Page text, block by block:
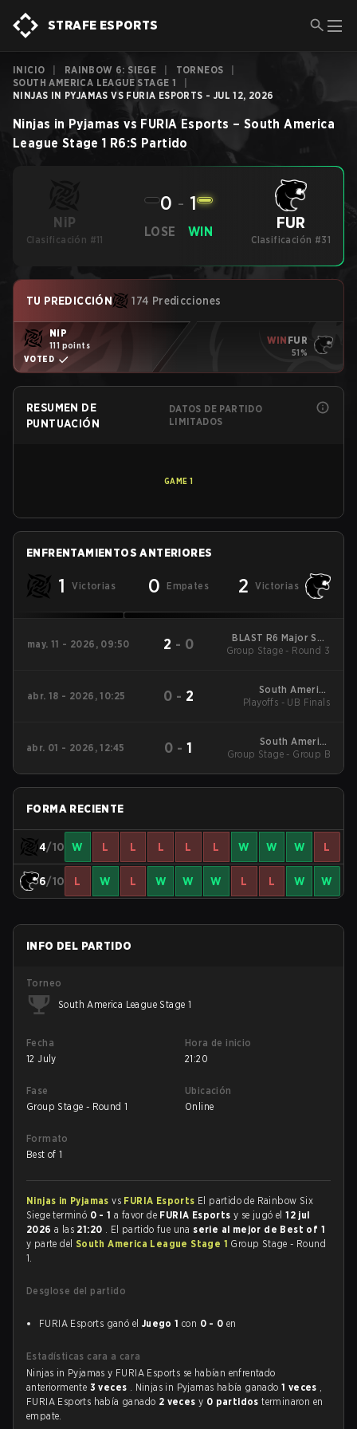
STRAFE ESPORTS
INICIO RAINBOW 6: SIEGE TORNEOS
SOUTH AMERICA LEAGUE STAGE 1
NINJAS IN PYJAMAS VS FURIA ESPORTS - JUL 12, 2026
Ninjas in Pyjamas vs FURIA Esports – South America
League Stage 1 R6:S Partido
NiP
Clasificación #11
LOSE
0 - 1
WIN FUR
Clasificación #31
TU PREDICCIÓN 174 Predicciones
NiP
111 points
VOTED
WIN FUR
51%
RESUMEN DE
PUNTUACIÓN
DATOS DE PARTIDO
LIMITADOS
GAME 1
ENFRENTAMIENTOS ANTERIORES
1 Victorias 0 Empates 2 Victorias
may. 11 - 2026, 09:50 2 - 0
BLAST R6 Major Salt
Lake City
Group Stage - Round 3
abr. 18 - 2026, 10:25 0 - 2
South America
League - South
Playoffs - UB Finals
abr. 01 - 2026, 12:45 0 -1
South America
League - South
Group Stage - Group B
FORMA RECIENTE
4/10 W L L L L L W W W L
6/10 L W L W W W L L W W
INFO DEL PARTIDO
Torneo
South America League Stage 1
Fecha
12 July
Hora de inicio
21:20
Fase
Group Stage - Round 1
Ubicación
Online
Formato
Best of 1
Ninjas in Pyjamasvs FURIA Esports El partido de Rainbow Six
Siege terminó 0 - 1 a favor de FURIA Esportsy se jugó el12 jul
2026 a las 21:20 . El partido fue una serie al mejor de Best of 1
y parte del South America League Stage 1 Group Stage - Round
1.
Desglose del partido
FURIA Esports ganó el Juego 1 con 0 - 0 en
Estadísticas cara a cara
Ninjas in Pyjamas y FURIA Esports se habían enfrentado
anteriormente 3 veces . Ninjas in Pyjamas había ganado1 veces ,
FURIA Esports había ganado 2 vecesy 0 partidosterminaron en
empate.